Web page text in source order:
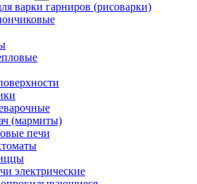
варки гарниров (рисоварки)
(мармиты)
печи
электрические